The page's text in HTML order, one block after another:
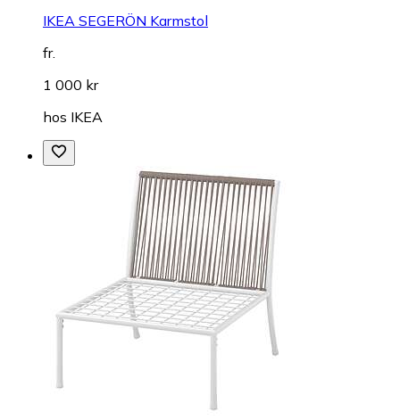
IKEA SEGERÖN Karmstol
fr.
1 000 kr
hos IKEA